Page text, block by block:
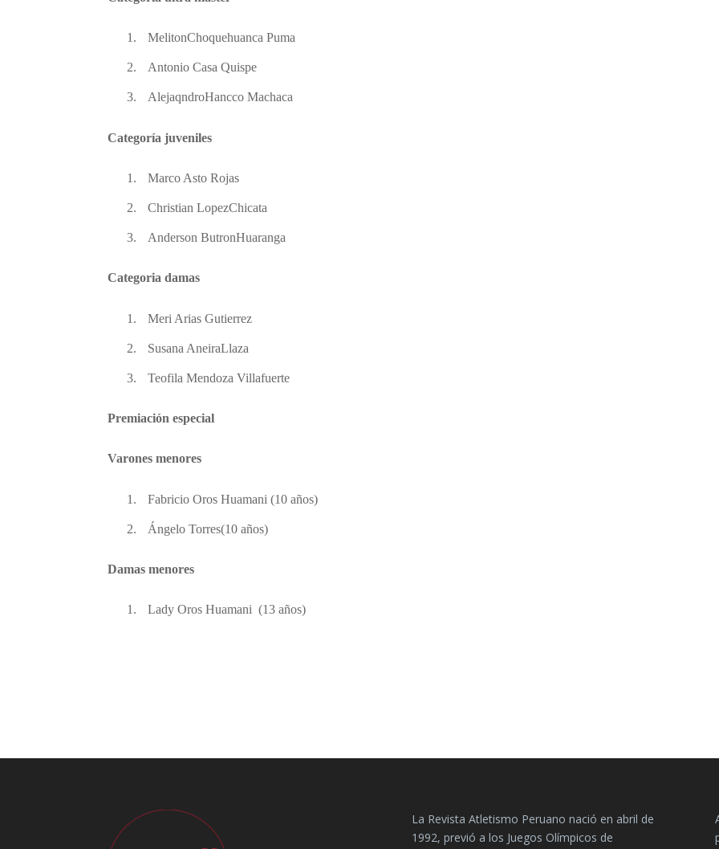
1. MelitonChoquehuanca Puma
2. Antonio Casa Quispe
3. AlejaqndroHancco Machaca
Categoría juveniles
1. Marco Asto Rojas
2. Christian LopezChicata
3. Anderson ButronHuaranga
Categoria damas
1. Meri Arias Gutierrez
2. Susana AneiraLlaza
3. Teofila Mendoza Villafuerte
Premiación especial
Varones menores
1. Fabricio Oros Huamani (10 años)
2. Ángelo Torres(10 años)
Damas menores
1. Lady Oros Huamani (13 años)
La Revista Atletismo Peruano nació en abril de
1992, previó a los Juegos Olímpicos de